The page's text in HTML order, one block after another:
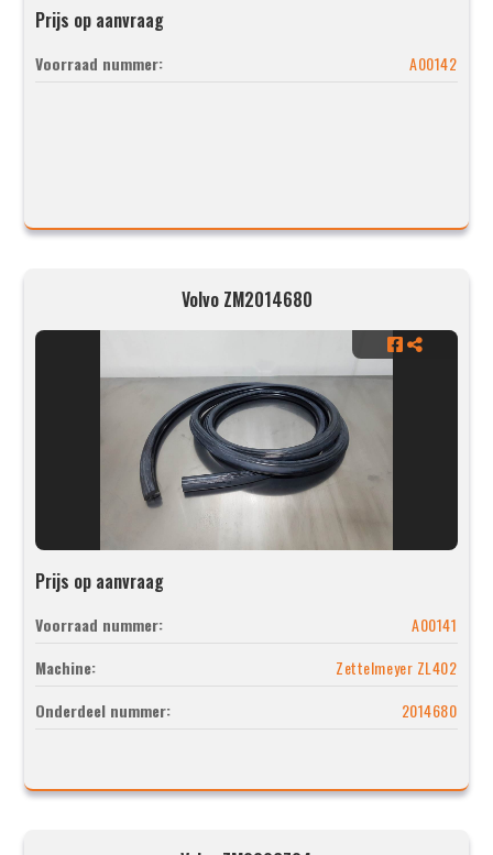
Prijs op aanvraag
Voorraad nummer: A00142
Volvo ZM2014680
Prijs op aanvraag
Voorraad nummer:
A00141
Machine:
Zettelmeyer ZL402
Onderdeel nummer:
2014680